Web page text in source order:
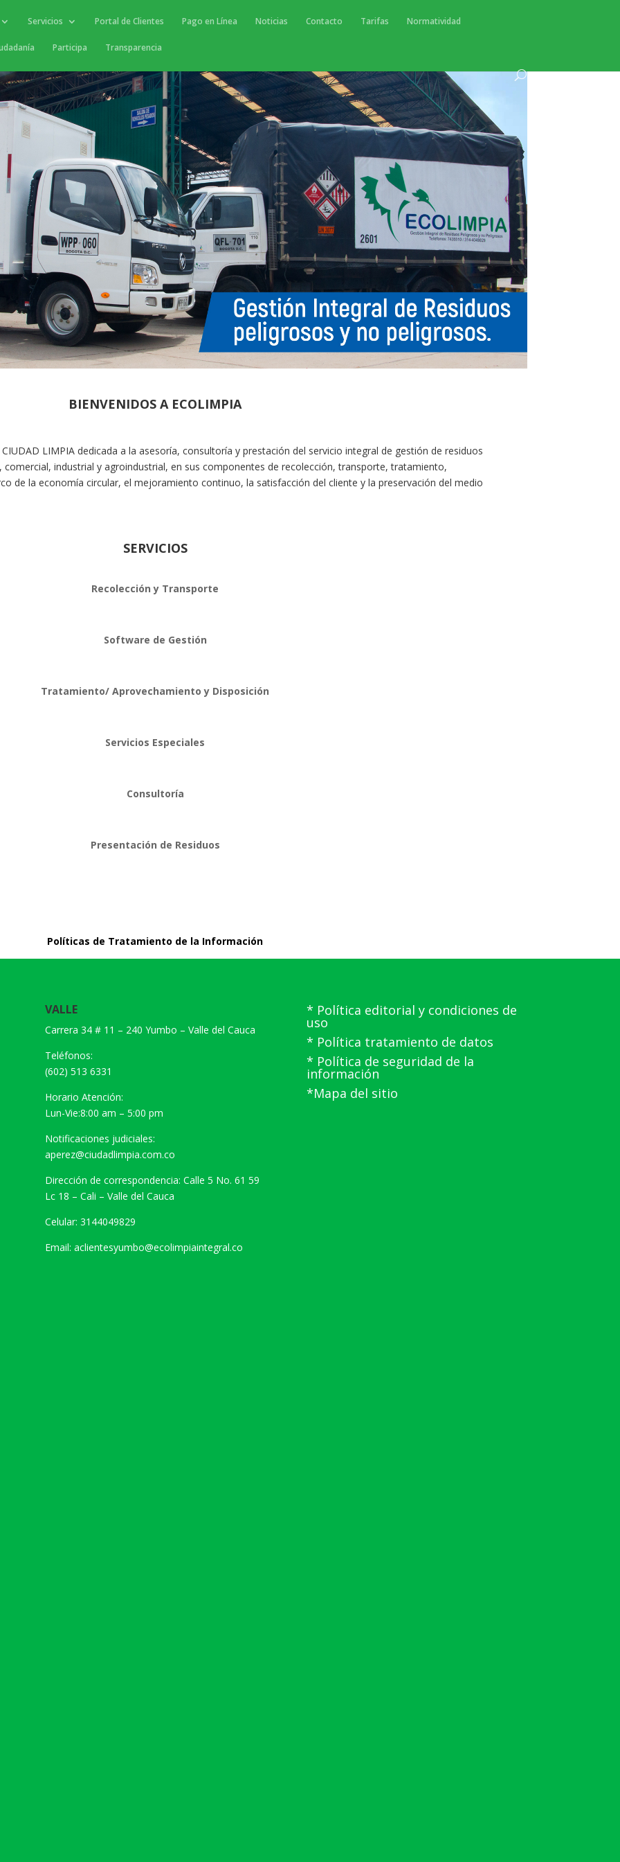
Servicios Portal de Clientes Pago en Línea Noticias Contacto Tarifas Normatividad
Participa Transparencia
BIENVENIDOS A ECOLIMPIA
CIUDAD LIMPIA dedicada a la asesoría, consultoría y prestación del servicio integral de gestión de residuos
industrial y agroindustrial, en sus componentes de recolección, transporte, tratamiento,
de la economía circular, el mejoramiento continuo, la satisfacción del cliente y la preservación del medio
SERVICIOS
Recolección y Transporte
Software de Gestión
Tratamiento/ Aprovechamiento y Disposición
Servicios Especiales
Consultoría
Presentación de Residuos
Políticas de Tratamiento de la Información
VALLE
Carrera 34 # 11 – 240 Yumbo – Valle del Cauca
Teléfonos:
(602) 513 6331
Horario Atención:
Lun-Vie:8:00 am – 5:00 pm
Notificaciones judiciales:
aperez@ciudadlimpia.com.co
Dirección de correspondencia: Calle 5 No. 61 59
Lc 18 – Cali – Valle del Cauca
Celular: 3144049829
Email: aclientesyumbo@ecolimpiaintegral.co
* Política editorial y condiciones de
uso
* Política tratamiento de datos
* Política de seguridad de la
información
*Mapa del sitio